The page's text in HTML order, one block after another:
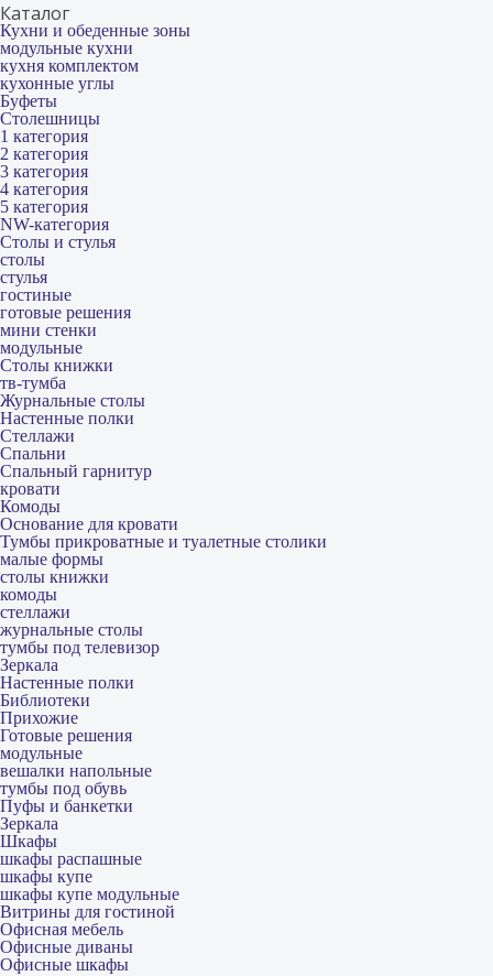
Каталог
Кухни и обеденные зоны
модульные кухни
кухня комплектом
кухонные углы
Буфеты
Столешницы
1 категория
2 категория
3 категория
4 категория
5 категория
NW-категория
Столы и стулья
столы
стулья
гостиные
готовые решения
мини стенки
модульные
Столы книжки
тв-тумба
Журнальные столы
Настенные полки
Стеллажи
Спальни
Спальный гарнитур
кровати
Комоды
Основание для кровати
Тумбы прикроватные и туалетные столики
малые формы
столы книжки
комоды
стеллажи
журнальные столы
тумбы под телевизор
Зеркала
Настенные полки
Библиотеки
Прихожие
Готовые решения
модульные
вешалки напольные
тумбы под обувь
Пуфы и банкетки
Зеркала
Шкафы
шкафы распашные
шкафы купе
шкафы купе модульные
Витрины для гостиной
Офисная мебель
Офисные диваны
Офисные шкафы